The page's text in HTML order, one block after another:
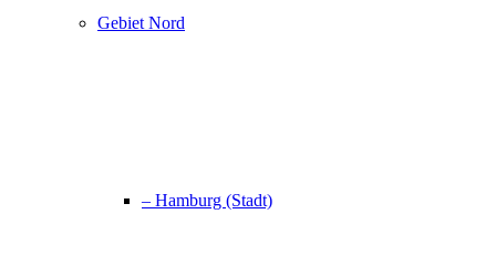
Gebiet Nord
– Hamburg (Stadt)